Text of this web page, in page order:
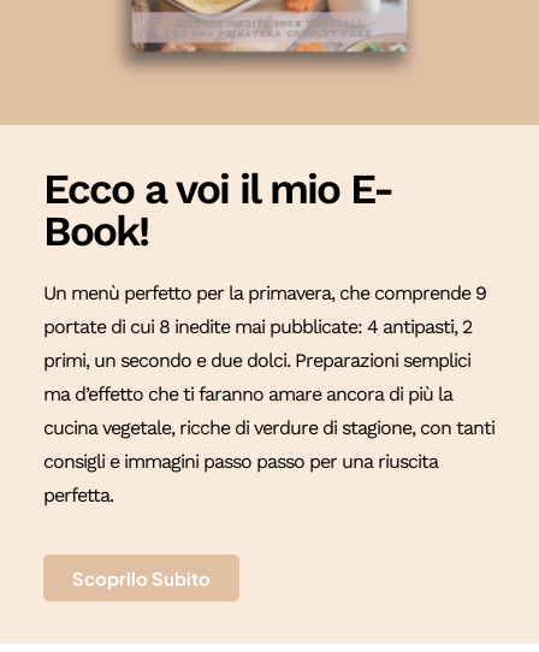
Ecco a voi il mio E-
Book!
Un menù perfetto per la primavera, che comprende 9
portate di cui 8 inedite mai pubblicate: 4 antipasti, 2
primi, un secondo e due dolci. Preparazioni semplici
ma d’effetto che ti faranno amare ancora di più la
cucina vegetale, ricche di verdure di stagione, con tanti
consigli e immagini passo passo per una riuscita
perfetta.
Scoprilo Subito